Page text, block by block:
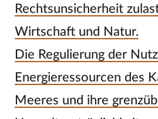
Rechtsunsicherheit
Wirtschaft und Natur.
Die Regulierung der
Energieressourcen des
Meeres und ihre